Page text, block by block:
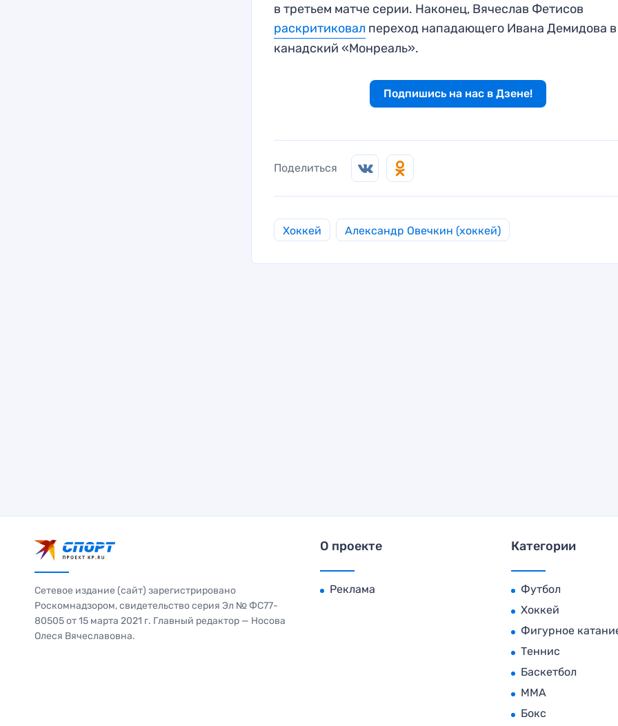
в третьем матче серии. Наконец, Вячеслав Фетисов
раскритиковал переход нападающего Ивана Демидова в
канадский «Монреаль».
Подпишись на нас в Дзене!
Поделиться
Хоккей Александр Овечкин (хоккей)
Сетевое издание (сайт) зарегистрировано
Роскомнадзором, свидетельство серия Эл № ФС77-
80505 от 15 марта 2021 г. Главный редактор — Носова
Олеся Вячеславовна.
О проекте
Реклама
Категории
Футбол
Хоккей
Фигурное
Теннис
Баскетбол
MMA
Бокс